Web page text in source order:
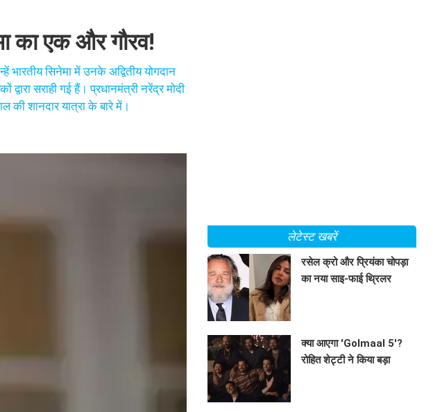
का एक और गौरव!
भारतीय सिनेमा में उनके अद्वितीय योगदान
सराही गई हैं। प्रधानमंत्री नरेंद्र मोदी
की शानदार यात्रा के बारे में।
लेटेस्ट खबरें
रसेल क्रो और प्रियंका चोपड़ा
का नया साइ-फाई थ्रिलर
क्या आएगा 'Golmaal 5'?
रोहित शेट्टी ने किया बड़ा